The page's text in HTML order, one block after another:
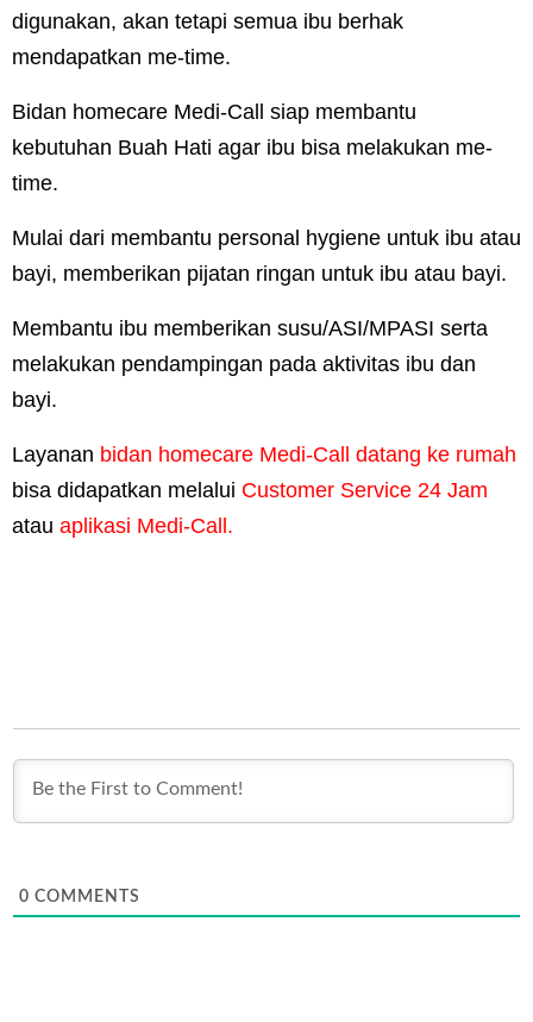
digunakan, akan tetapi semua ibu berhak
mendapatkan me-time.
Bidan homecare Medi-Call siap membantu
kebutuhan Buah Hati agar ibu bisa melakukan me-
time.
Mulai dari membantu personal hygiene untuk ibu atau
bayi, memberikan pijatan ringan untuk ibu atau bayi.
Membantu ibu memberikan susu/ASI/MPASI serta
melakukan pendampingan pada aktivitas ibu dan
bayi.
Layanan bidan homecare Medi-Call datang ke rumah
bisa didapatkan melalui Customer Service 24 Jam
atau aplikasi Medi-Call.
0 COMMENTS